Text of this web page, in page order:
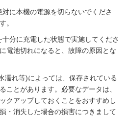
に本機の電源を切らないでくださ
。
分に充電した状態で実施してくださ
電池切れになると、故障の原因とな
濡れ等)によっては、保存されている
ことがあります。必要なデータは、
クアップしておくことをおすすめし
・消失した場合の損害につきまして